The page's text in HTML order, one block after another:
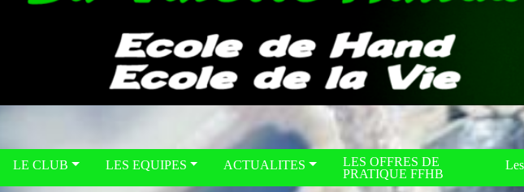
LE CLUB LES EQUIPES ACTUALITES
LES OFFRES DE
PRATIQUE FFHB